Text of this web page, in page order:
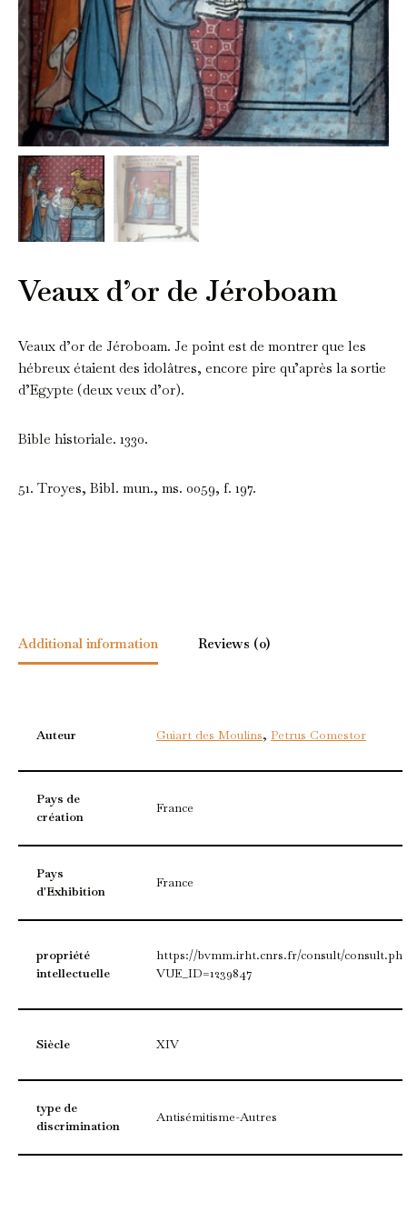
Veaux d’or de Jéroboam
Veaux d’or de Jéroboam. Je point est de montrer que les
hébreux étaient des idolâtres, encore pire qu’après la sortie
d’Egypte (deux veux d’or).
Bible historiale. 1330.
51. Troyes, Bibl. mun., ms. 0059, f. 197.
Additional information Reviews (0)
Auteur Guiart des Moulins, Petrus Comestor
Pays de
création
France
Pays
d'Exhibition
France
propriété
intellectuelle
https://bvmm.irht.cnrs.fr/consult/
VUE_ID=1239847
Siècle XIV
type de
discrimination
Antisémitisme-Autres